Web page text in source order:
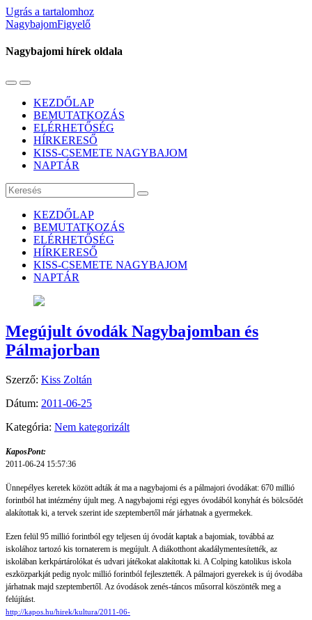
Ugrás a tartalomhoz
NagybajomFigyelő
Nagybajomi hírek oldala
Váltás
mobil
menüre
Használja
keresés
mezőt
KEZDŐLAP
BEMUTATKOZÁS
ELÉRHETŐSÉG
HÍRKERESŐ
KISS-CSEMETE NAGYBAJOM
NAPTÁR
Keresés
KEZDŐLAP
BEMUTATKOZÁS
ELÉRHETŐSÉG
HÍRKERESŐ
KISS-CSEMETE NAGYBAJOM
NAPTÁR
Megújult óvodák Nagybajomban és
Pálmajorban
Szerző: Kiss Zoltán
Dátum: 2011-06-25
Kategória: Nem kategorizált
KaposPont:
2011-06-24 15:57:36
Ünnepélyes keretek között adták át ma a nagybajomi és a pálmajori óvodákat: 670 millió
forintból hat intézmény újult meg. A nagybajomi régi egyes óvodából konyhát és bölcsődét
alakítottak ki, a tervek szerint ide szeptembertől már járhatnak a gyermekek.
Ezen felül 95 millió forintból egy teljesen új óvodát kaptak a bajomiak, továbbá az
iskolához tartozó kis tornaterem is megújult. A diákotthont akadálymentesítették, az
iskolában kerkpártárolókat és udvari játékokat alakítottak ki. A Colping katolikus iskola
eszközparkját pedig nyolc millió forintból fejlesztették. A pálmajori gyerekek is új óvodába
járhatnak majd szeptembertől. Az óvodások zenés-táncos műsorral köszönték meg a
felújítást.
http://kapos.hu/hirek/kultura/2011-06-